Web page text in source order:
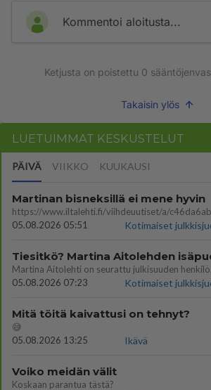
Kommentoi aloitusta...
Ketjusta on poistettu 0
Takaisin ylös
LUETUIMMAT KESKUSTELUT
PÄIVÄ VIIKKO KUUKAUSI
Martinan bisneksillä ei mene hyvin
05.08.2026 05:51
Kotimaiset
05.08.2026 07:23
Kotimaiset
Mitä töitä kaivattusi on tehnyt?
😅
05.08.2026 13:25
Ikävä
Voiko meidän välit
Koskaan parantua tästä?